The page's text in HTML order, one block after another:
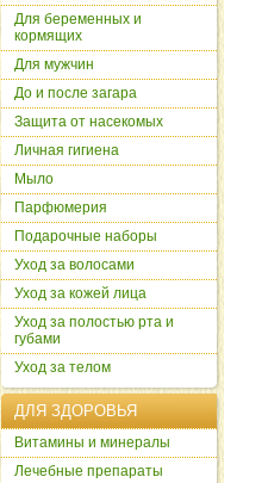
Для беременных и
кормящих
Для мужчин
До и после загара
Защита от насекомых
Личная гигиена
Мыло
Парфюмерия
Подарочные наборы
Уход за волосами
Уход за кожей лица
Уход за полостью рта и
губами
Уход за телом
ДЛЯ ЗДОРОВЬЯ
Витамины и минералы
Лечебные препараты